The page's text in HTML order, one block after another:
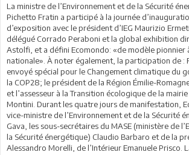
La ministre de l’Environnement et de la Sécurité
Pichetto Fratin a participé à la journée
d’exposition avec le président d’IEG Maurizio
délégué Corrado Peraboni et la global exhibition
Astolfi, et a défini Ecomondo: «de modèle pionnier
nationale». À noter également, la participation de :
envoyé spécial pour le Changement climatique du
la COP28; le président de la Région Émilie-
et l’assesseur à la Transition écologique de la
Montini. Durant les quatre jours de manifestation,
vice-ministre de l’Environnement et de la Sécurité
Gava, les sous-secrétaires du MASE (ministère de
la Sécurité énergétique) Claudio Barbaro et de la
Alessandro Morelli, de l’Intérieur Emanuele Prisco.